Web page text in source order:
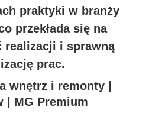
praktyki w branży
przekłada się na
realizacji i sprawną
prac.